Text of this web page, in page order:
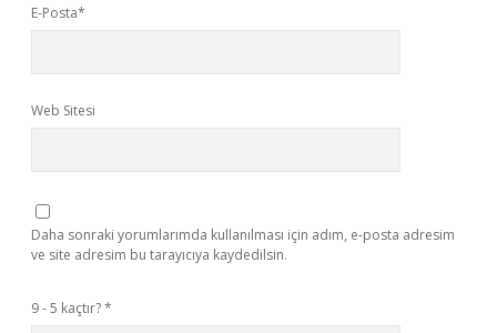
E-Posta*
Web Sitesi
Daha sonraki yorumlarımda kullanılması için adım, e-posta adresim
ve site adresim bu tarayıcıya kaydedilsin.
9 - 5 kaçtır?*